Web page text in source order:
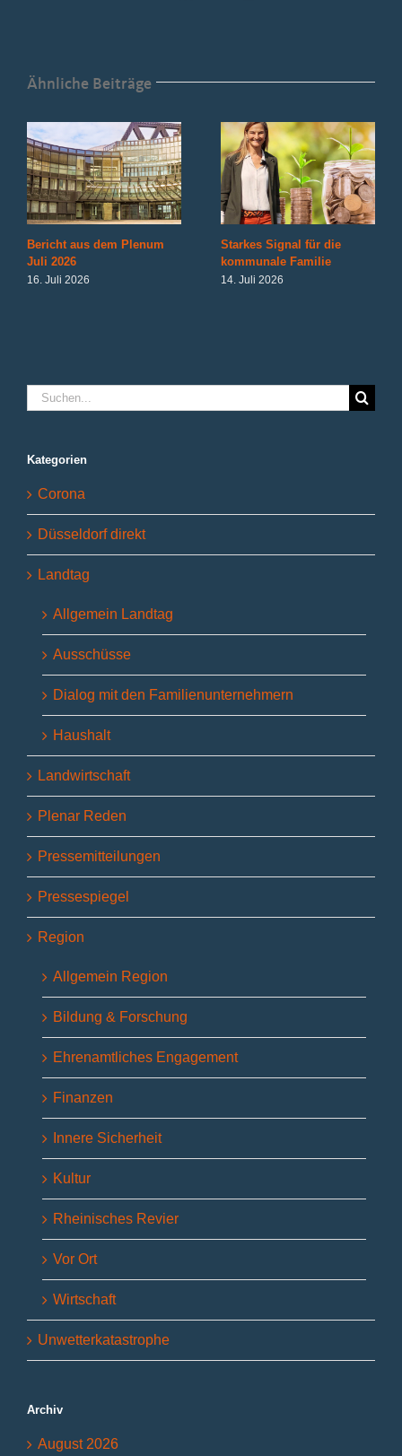
Ähnliche Beiträge
Bericht aus dem Plenum
Juli 2026
16. Juli 2026
Starkes Signal für die
kommunale Familie
14. Juli 2026
Suche
nach:
Kategorien
Corona
Düsseldorf direkt
Landtag
Allgemein Landtag
Ausschüsse
Dialog mit den Familienunternehmern
Haushalt
Landwirtschaft
Plenar Reden
Pressemitteilungen
Pressespiegel
Region
Allgemein Region
Bildung & Forschung
Ehrenamtliches Engagement
Finanzen
Innere Sicherheit
Kultur
Rheinisches Revier
Vor Ort
Wirtschaft
Unwetterkatastrophe
Archiv
August 2026